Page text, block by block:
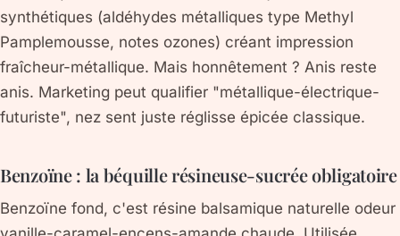
synthétiques (aldéhydes métalliques type Methyl
Pamplemousse, notes ozones) créant impression
fraîcheur-métallique. Mais honnêtement ? Anis reste
anis. Marketing peut qualifier "métallique-électrique-
futuriste", nez sent juste réglisse épicée classique.
Benzoïne : la béquille résineuse-sucrée obligatoire
Benzoïne fond, c'est résine balsamique naturelle odeur